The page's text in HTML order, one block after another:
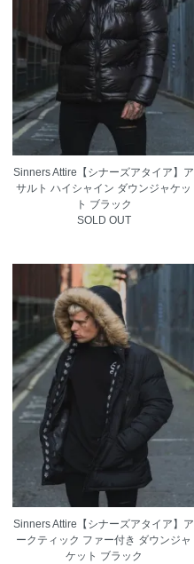
Sinners Attire【シナーズアタイア】ア
サルト ハイシャイン ダウンジャケッ
ト ブラック
SOLD OUT
Sinners Attire【シナーズアタイア】ア
ークティック ファー付き ダウンジャ
ケット ブラック